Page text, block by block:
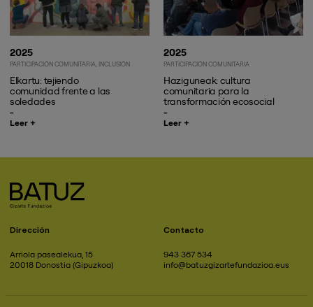
2025
PARTICIPACIÓN COMUNITARIA INCLUSIÓN
Elkartu: tejiendo
comunidad frente a las
soledades
Leer +
2025
PARTICIPACIÓN COMUNITARIA
Haziguneak: cultura
comunitaria para la
transformación ecosocial
Leer +
Dirección
Arriola pasealekua, 15
20018 Donostia (Gipuzkoa)
Contacto
943 367 534
info@batuzgizartefundazioa.eus